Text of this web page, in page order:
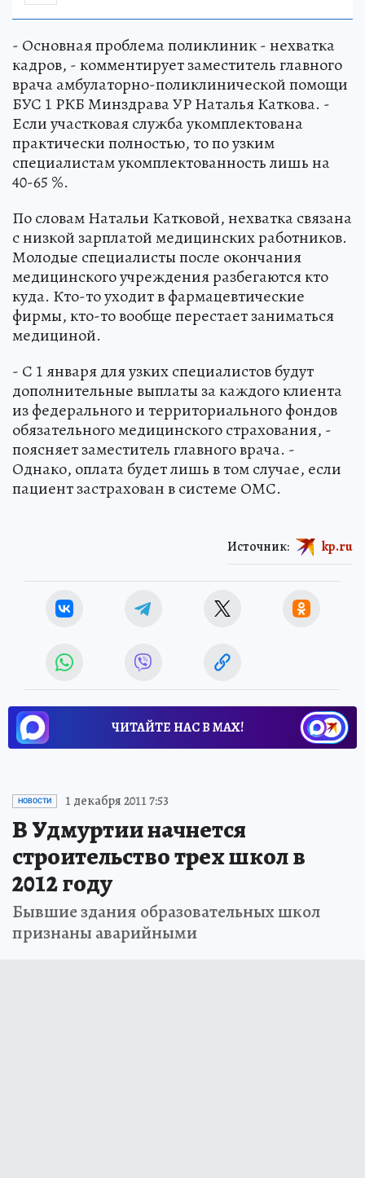
- Основная проблема поликлиник - нехватка
кадров, - комментирует заместитель главного
врача амбулаторно-поликлинической помощи
БУС 1 РКБ Минздрава УР Наталья Каткова. -
Если участковая служба укомплектована
практически полностью, то по узким
специалистам укомплектованность лишь на
40-65 %.
По словам Натальи Катковой, нехватка связана
с низкой зарплатой медицинских работников.
Молодые специалисты после окончания
медицинского учреждения разбегаются кто
куда. Кто-то уходит в фармацевтические
фирмы, кто-то вообще перестает заниматься
медициной.
- С 1 января для узких специалистов будут
дополнительные выплаты за каждого клиента
из федерального и территориального фондов
обязательного медицинского страхования, -
поясняет заместитель главного врача. -
Однако, оплата будет лишь в том случае, если
пациент застрахован в системе ОМС.
Источник: kp.ru
ЧИТАЙТЕ НАС В МАХ!
НОВОСТИ 1 декабря 2011 7:53
В Удмуртии начнется
строительство трех школ в
2012 году
Бывшие здания образовательных школ
признаны аварийными